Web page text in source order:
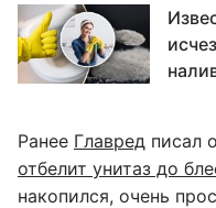
Ранее Главред писал
отбелит унитаз до
накопился, очень